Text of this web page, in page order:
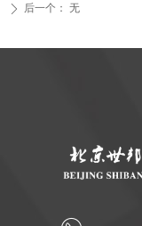
ꄲ 后一个： 无